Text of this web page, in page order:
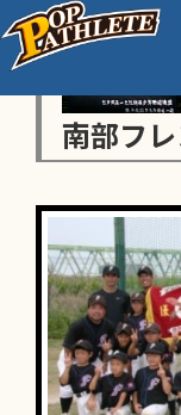
南部フ